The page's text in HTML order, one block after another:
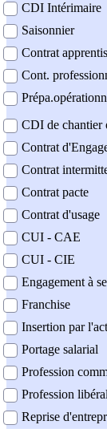
CDI Intérimaire
Saisonnier
Contrat
Cont.
CDI de chantier
Contrat
Contrat
Contrat pacte
Contrat d'usage
CUI - CAE
CUI - CIE
Engagement à
Franchise
Insertion par
Portage salarial
Profession
Profession
Reprise